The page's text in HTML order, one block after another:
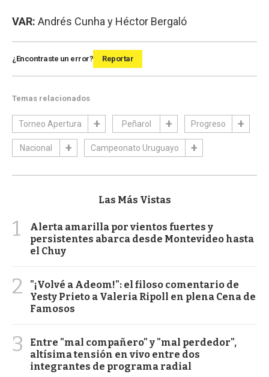
VAR: Andrés Cunha y Héctor Bergaló
¿Encontraste un error? Reportar
Temas relacionados
Torneo Apertura Peñarol Progreso
Nacional Campeonato Uruguayo
Las Más Vistas
1
Alerta amarilla por vientos fuertes y
persistentes abarca desde Montevideo hasta
el Chuy
2
"¡Volvé a Adeom!": el filoso comentario de
Yesty Prieto a Valeria Ripoll en plena Cena de
Famosos
3
Entre "mal compañero" y "mal perdedor",
altísima tensión en vivo entre dos
integrantes de programa radial